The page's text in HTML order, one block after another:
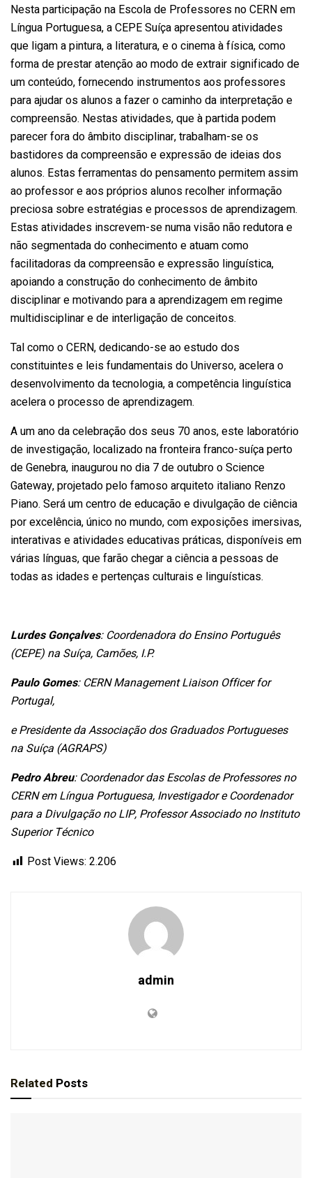
Nesta participação na Escola de Professores no CERN em
Língua Portuguesa, a CEPE Suíça apresentou atividades
que ligam a pintura, a literatura, e o cinema à física, como
forma de prestar atenção ao modo de extrair significado de
um conteúdo, fornecendo instrumentos aos professores
para ajudar os alunos a fazer o caminho da interpretação e
compreensão. Nestas atividades, que à partida podem
parecer fora do âmbito disciplinar, trabalham-se os
bastidores da compreensão e expressão de ideias dos
alunos. Estas ferramentas do pensamento permitem assim
ao professor e aos próprios alunos recolher informação
preciosa sobre estratégias e processos de aprendizagem.
Estas atividades inscrevem-se numa visão não redutora e
não segmentada do conhecimento e atuam como
facilitadoras da compreensão e expressão linguística,
apoiando a construção do conhecimento de âmbito
disciplinar e motivando para a aprendizagem em regime
multidisciplinar e de interligação de conceitos.
Tal como o CERN, dedicando-se ao estudo dos
constituintes e leis fundamentais do Universo, acelera o
desenvolvimento da tecnologia, a competência linguística
acelera o processo de aprendizagem.
A um ano da celebração dos seus 70 anos, este laboratório
de investigação, localizado na fronteira franco-suíça perto
de Genebra, inaugurou no dia 7 de outubro o Science
Gateway, projetado pelo famoso arquiteto italiano Renzo
Piano. Será um centro de educação e divulgação de ciência
por excelência, único no mundo, com exposições imersivas,
interativas e atividades educativas práticas, disponíveis em
várias línguas, que farão chegar a ciência a pessoas de
todas as idades e pertenças culturais e linguísticas.
Lurdes Gonçalves: Coordenadora do Ensino Português
(CEPE) na Suíça, Camões, I.P.
Paulo Gomes: CERN Management Liaison Officer for
Portugal,
e Presidente da Associação dos Graduados Portugueses
na Suíça (AGRAPS)
Pedro Abreu: Coordenador das Escolas de Professores no
CERN em Língua Portuguesa, Investigador e Coordenador
para a Divulgação no LIP, Professor Associado no Instituto
Superior Técnico
Post Views: 2.206
admin
Related Posts